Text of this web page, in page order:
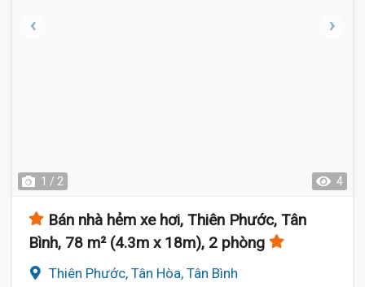
1 / 2 4
Bán nhà hẻm xe hơi, Thiên Phước, Tân
Bình, 78 m² (4.3m x 18m), 2 phòng
Thiên Phước, Tân Hòa, Tân Bình